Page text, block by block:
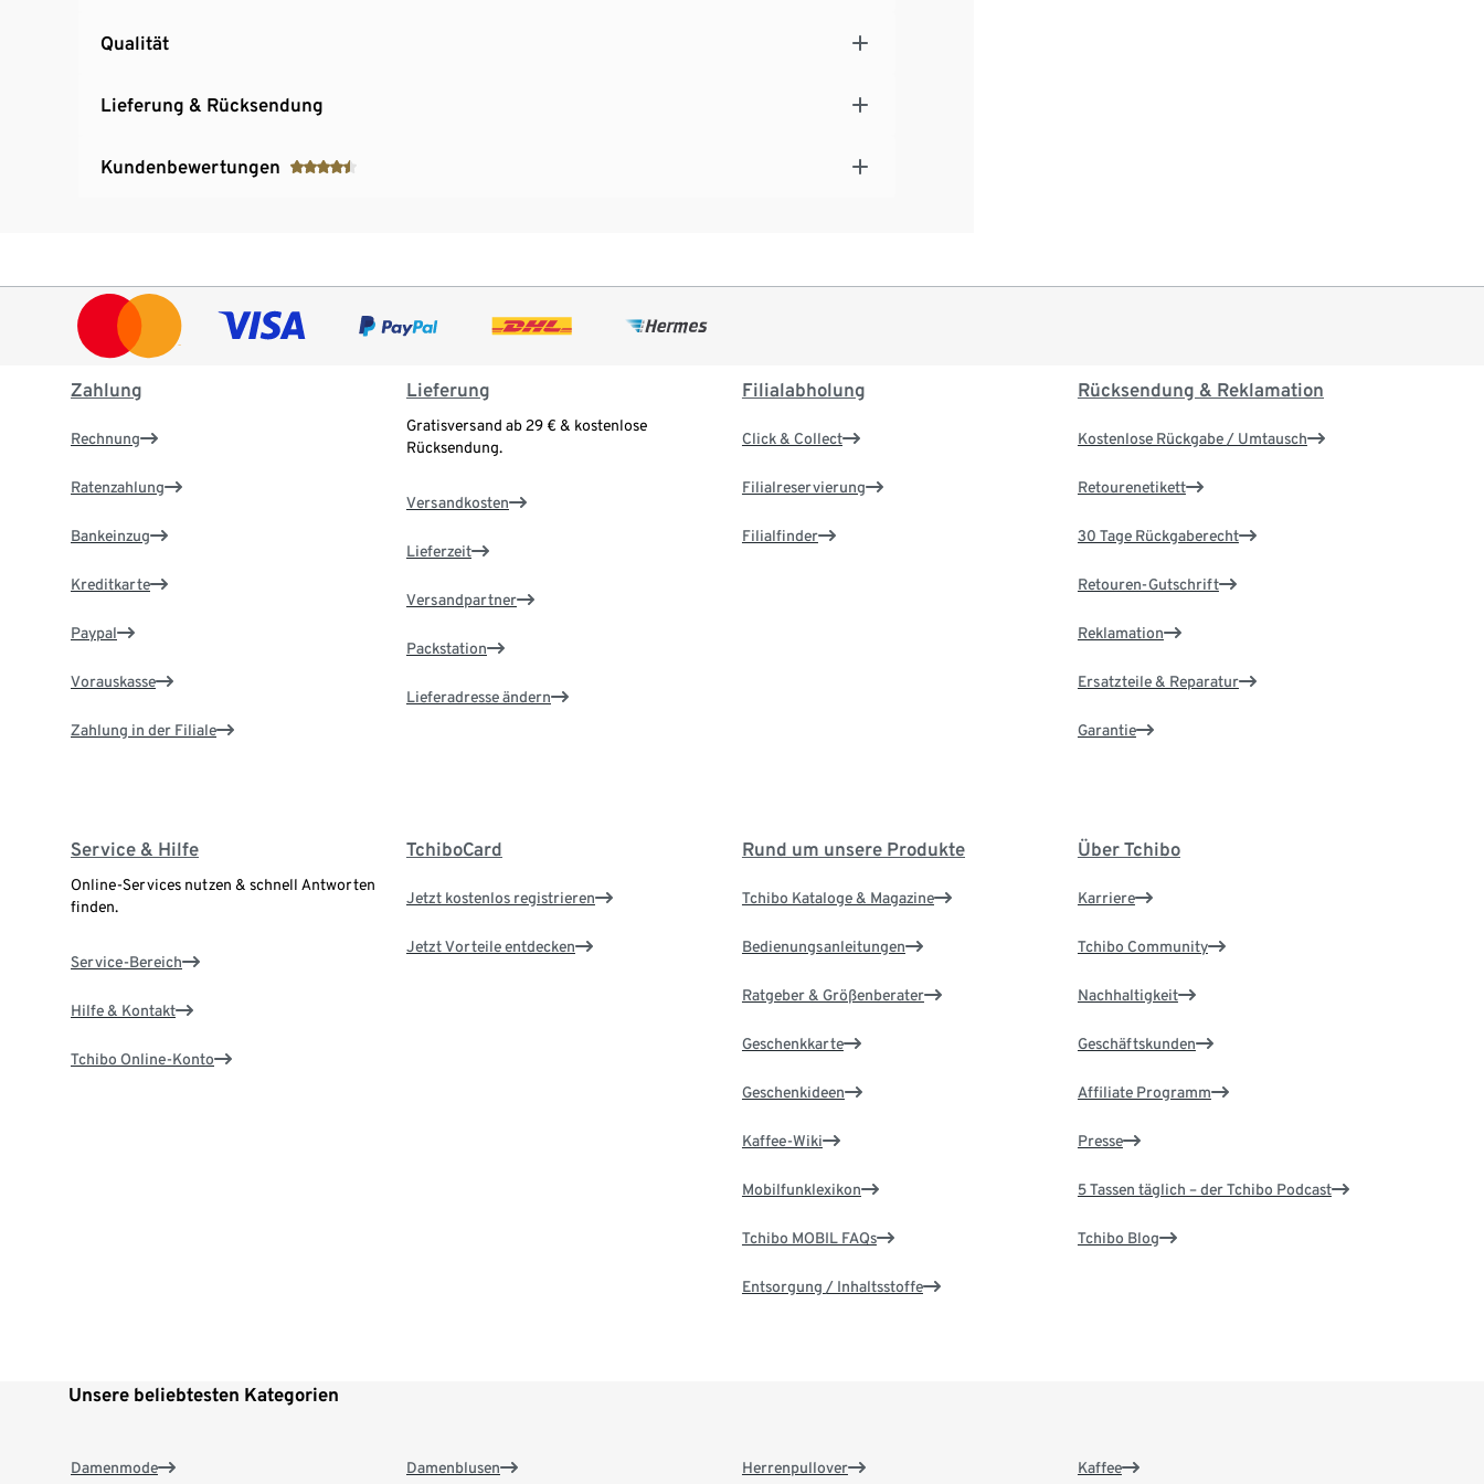
Qualität
Lieferung & Rücksendung
Kundenbewertungen
Zahlung
Rechnung
Ratenzahlung
Bankeinzug
Kreditkarte
Paypal
Vorauskasse
Zahlung in der Filiale
Lieferung
Gratisversand ab 29 € & kostenlose
Rücksendung.
Versandkosten
Lieferzeit
Versandpartner
Packstation
Lieferadresse ändern
Filialabholung
Click & Collect
Filialreservierung
Filialfinder
Rücksendung & Reklamation
Kostenlose Rückgabe / Umtausch
Retourenetikett
30 Tage Rückgaberecht
Retouren-Gutschrift
Reklamation
Ersatzteile & Reparatur
Garantie
Service & Hilfe
Online-Services nutzen & schnell Antworten
finden.
Service-Bereich
Hilfe & Kontakt
Tchibo Online-Konto
TchiboCard
Jetzt kostenlos registrieren
Jetzt Vorteile entdecken
Rund um unsere Produkte
Tchibo Kataloge & Magazine
Bedienungsanleitungen
Ratgeber & Größenberater
Geschenkkarte
Geschenkideen
Kaffee-Wiki
Mobilfunklexikon
Tchibo MOBIL FAQs
Entsorgung / Inhaltsstoffe
Über Tchibo
Karriere
Tchibo Community
Nachhaltigkeit
Geschäftskunden
Affiliate Programm
Presse
5 Tassen täglich – der Tchibo Podcast
Tchibo Blog
Unsere beliebtesten Kategorien
Damenmode Damenblusen Herrenpullover Kaffee